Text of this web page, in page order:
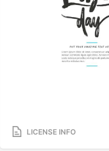
LICENSE INFO